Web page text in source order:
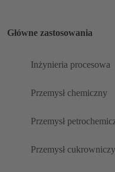
Główne zastosowania
Inżynieria procesowa
Przemysł chemiczny
Przemysł
Przemysł cukrowniczy